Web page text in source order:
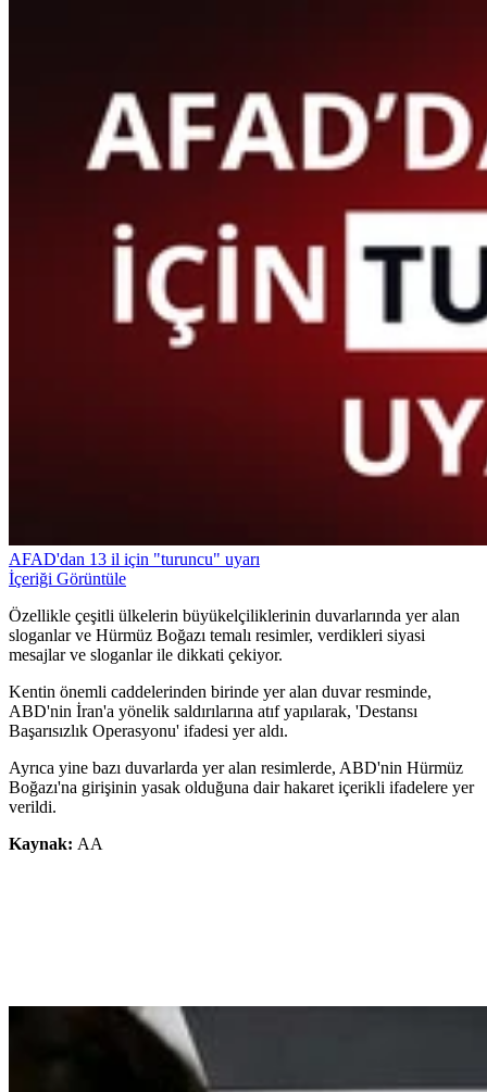
AFAD'dan 13 il için "turuncu" uyarı
İçeriği Görüntüle
Özellikle çeşitli ülkelerin büyükelçiliklerinin duvarlarında yer alan
sloganlar ve Hürmüz Boğazı temalı resimler, verdikleri siyasi
mesajlar ve sloganlar ile dikkati çekiyor.
Kentin önemli caddelerinden birinde yer alan duvar resminde,
ABD'nin İran'a yönelik saldırılarına atıf yapılarak, 'Destansı
Başarısızlık Operasyonu' ifadesi yer aldı.
Ayrıca yine bazı duvarlarda yer alan resimlerde, ABD'nin Hürmüz
Boğazı'na girişinin yasak olduğuna dair hakaret içerikli ifadelere yer
verildi.
Kaynak: AA